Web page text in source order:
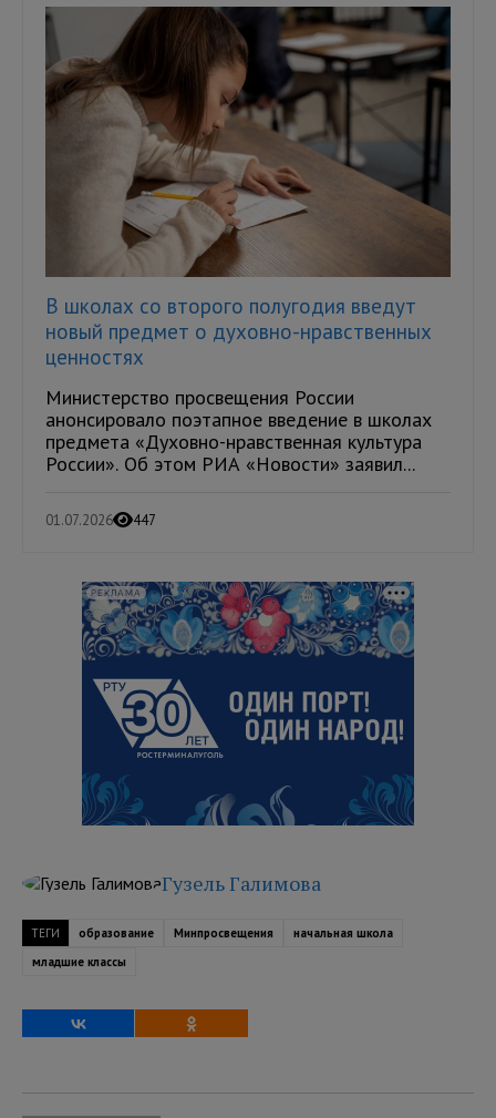
В школах со второго полугодия введут
новый предмет о духовно-нравственных
ценностях
Министерство просвещения России
анонсировало поэтапное введение в школах
предмета «Духовно-нравственная культура
России». Об этом РИА «Новости» заявил...
01.07.2026 447
РЕКЛАМА
Гузель Галимова
ТЕГИ образование Минпросвещения
начальная школа
младшие классы